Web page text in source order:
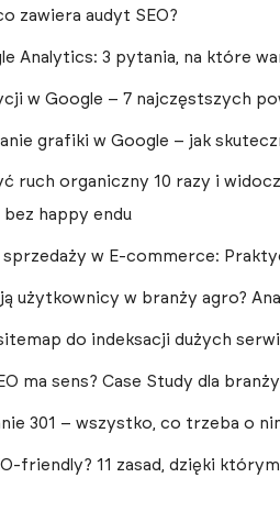
zawiera audyt SEO?
Analytics: 3 pytania, na które
w Google – 7 najczęstszych
grafiki w Google – jak
ruch organiczny 10 razy i
happy endu
sprzedaży w E-commerce:
użytkownicy w branży agro?
do indeksacji dużych
ma sens? Case Study dla
301 – wszystko, co trzeba o
friendly? 11 zasad, dzięki